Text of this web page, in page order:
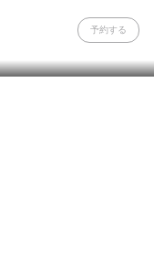
予約する